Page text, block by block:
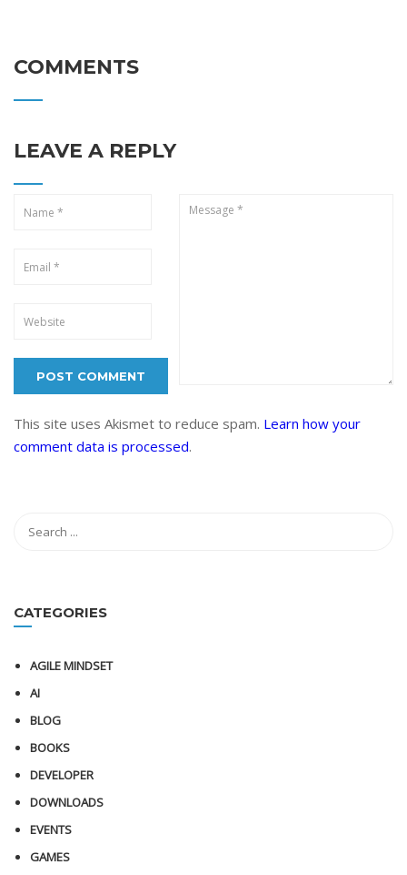
COMMENTS
LEAVE A REPLY
This site uses Akismet to reduce spam. Learn how your
comment data is processed.
CATEGORIES
AGILE MINDSET
AI
BLOG
BOOKS
DEVELOPER
DOWNLOADS
EVENTS
GAMES